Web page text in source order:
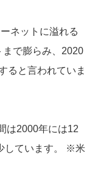
ネットに溢れる
で膨らみ、2020
ると言われていま
は2000年には12
しています。 ※米